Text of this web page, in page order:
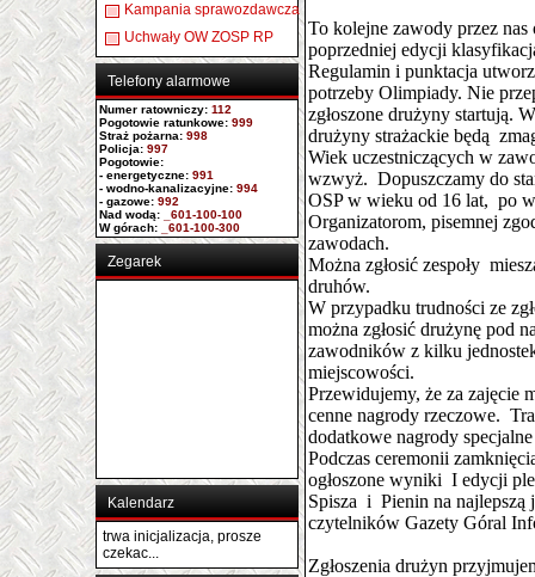
Kampania sprawozdawcza
Uchwały OW ZOSP RP
Telefony alarmowe
Numer ratowniczy: 112
Pogotowie ratunkowe: 999
Straż pożarna: 998
Policja: 997
Pogotowie:
- energetyczne: 991
- wodno-kanalizacyjne: 994
- gazowe: 992
Nad wodą: _601-100-100
W górach: _601-100-300
Zegarek
Kalendarz
trwa inicjalizacja, prosze
czekac...
To kolejne zawody przez
poprzedniej edycji
Regulamin i punktacja
potrzeby Olimpiady. Nie
zgłoszone drużyny startują.
drużyny strażackie będą
Wiek uczestniczących w
wzwyż. Dopuszczamy do
OSP w wieku od 16 lat, po
Organizatorom, pisemnej
zawodach.
Można zgłosić zespoły
druhów.
W przypadku trudności ze
można zgłosić drużynę pod
zawodników z kilku
miejscowości.
Przewidujemy, że za zajęcie
cenne nagrody rzeczowe.
dodatkowe nagrody
Podczas ceremonii
ogłoszone wyniki I edycji
Spisza i Pienin na najlepszą
czytelników Gazety Góral
Zgłoszenia drużyn